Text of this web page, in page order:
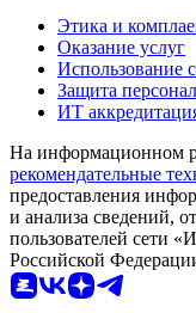
Этика и
Оказание услуг
Использование
Защита
ИТ
На информационном
рекомендательные
предоставления
и анализа сведений,
пользователей сети
Российской